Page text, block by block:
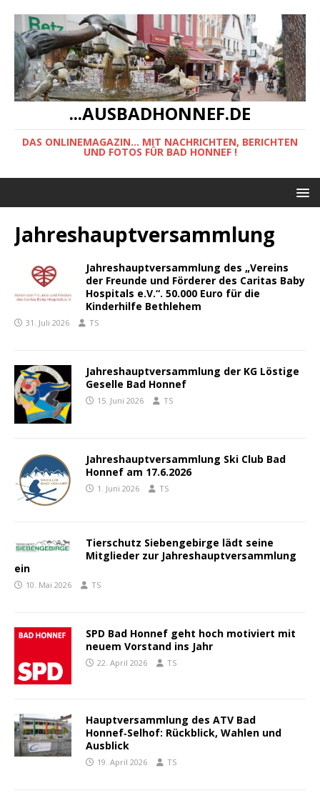
...AUSBADHONNEF.DE
DAS ONLINEMAGAZIN... MIT NACHRICHTEN, BERICHTEN
UND FOTOS FÜR BAD HONNEF !
Jahreshauptversammlung
Jahreshauptversammlung des „Vereins
der Freunde und Förderer des Caritas Baby
Hospitals e.V.“. 50.000 Euro für die
Kinderhilfe Bethlehem
31. Juli 2026 TS
Jahreshauptversammlung der KG Löstige
Geselle Bad Honnef
15. Juni 2026 TS
Jahreshauptversammlung Ski Club Bad
Honnef am 17.6.2026
1. Juni 2026 TS
Tierschutz Siebengebirge lädt seine
Mitglieder zur Jahreshauptversammlung
ein
10. Mai 2026 TS
SPD Bad Honnef geht hoch motiviert mit
neuem Vorstand ins Jahr
22. April 2026 TS
Hauptversammlung des ATV Bad
Honnef‑Selhof: Rückblick, Wahlen und
Ausblick
19. April 2026 TS